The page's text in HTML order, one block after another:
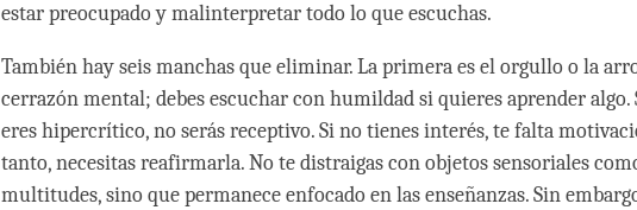
estar preocupado y malinterpretar todo lo que escuchas.
También hay seis manchas que eliminar. La primera es el orgullo o la
cerrazón mental; debes escuchar con humildad si quieres aprender algo.
eres hipercrítico, no serás receptivo. Si no tienes interés, te falta
tanto, necesitas reafirmarla. No te distraigas con objetos sensoriales
multitudes, sino que permanece enfocado en las enseñanzas. Sin